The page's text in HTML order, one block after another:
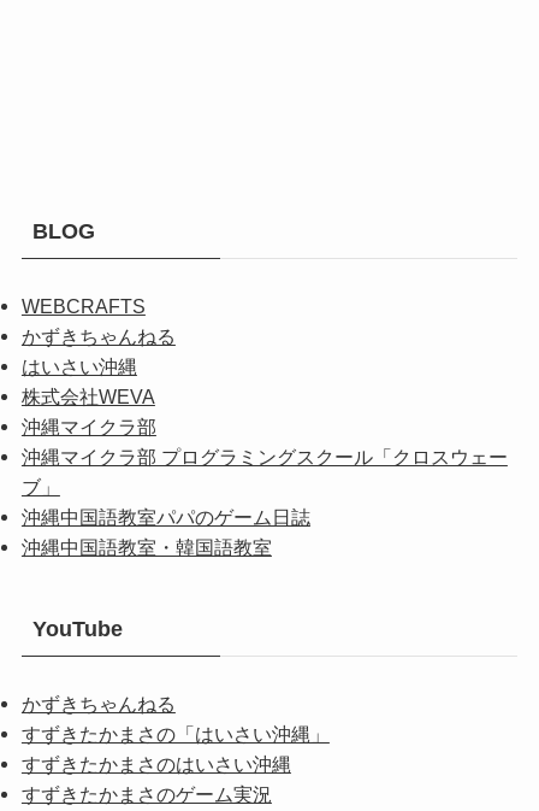
BLOG
WEBCRAFTS
かずきちゃんねる
はいさい沖縄
株式会社WEVA
沖縄マイクラ部
沖縄マイクラ部 プログラミングスクール「クロスウェー
ブ」
沖縄中国語教室パパのゲーム日誌
沖縄中国語教室・韓国語教室
YouTube
かずきちゃんねる
すずきたかまさの「はいさい沖縄」
すずきたかまさのはいさい沖縄
すずきたかまさのゲーム実況